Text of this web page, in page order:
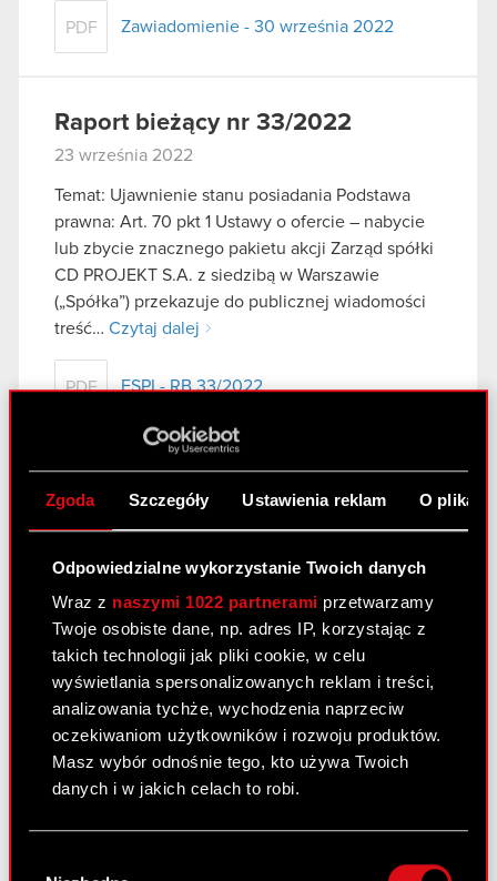
Zgoda Szczegóły Ustawienia reklam O
Odpowiedzialne wykorzystanie Twoich danych
Wraz z naszymi 1022 partnerami przetwarzamy
Twoje osobiste dane, np. adres IP, korzystając z
takich technologii jak pliki cookie, w celu
wyświetlania spersonalizowanych reklam i treści,
analizowania tychże, wychodzenia naprzeciw
oczekiwaniom użytkowników i rozwoju produktów.
Masz wybór odnośnie tego, kto używa Twoich
danych i w jakich celach to robi.
PDF Zawiadomienie - 30 września 2022
Raport bieżący nr 33/2022
23 września 2022
Temat: Ujawnienie stanu posiadania Podstawa
prawna: Art. 70 pkt 1 Ustawy o ofercie – nabycie
lub zbycie znacznego pakietu akcji Zarząd spółki
CD PROJEKT S.A. z siedzibą w Warszawie
(„Spółka”) przekazuje do publicznej wiadomości
treść… Czytaj dalej
PDF ESPI - RB 33/2022
Zawiadomienie - 23 września 2022
23 września 2022
Temat: Ujawnienie stanu posiadania Podstawa
prawna: Art. 70 pkt 1 Ustawy o ofercie – nabycie
lub zbycie znacznego pakietu akcji Zarząd spółki
CD PROJEKT S.A. z siedzibą w Warszawie
(„Spółka”) przekazuje do publicznej wiadomości
Czytaj dalej
Zawiadomienie - 23 września 2022